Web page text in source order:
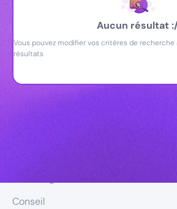
Aucun résultat
Vous pouvez modifier vos critères de
résultats
Conseil